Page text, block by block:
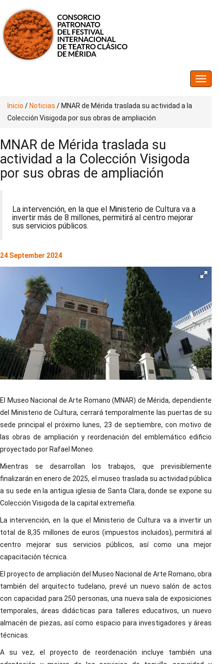
Inicio / Noticias / MNAR de Mérida traslada su actividad a la
Colección Visigoda por sus obras de ampliación
MNAR de Mérida traslada su
actividad a la Colección Visigoda
por sus obras de ampliación
La intervención, en la que el Ministerio de Cultura va a
invertir más de 8 millones, permitirá al centro mejorar
sus servicios públicos.
24 September 2024
El Museo Nacional de Arte Romano (MNAR) de Mérida, dependiente
del Ministerio de Cultura, cerrará temporalmente las puertas de su
sede principal el próximo lunes, 23 de septiembre, con motivo de
las obras de ampliación y reordenación del emblemático edificio
proyectado por Rafael Moneo.
Mientras se desarrollan los trabajos, que previsiblemente
finalizarán en enero de 2025, el museo traslada su actividad pública
a su sede en la antigua iglesia de Santa Clara, donde se expone su
Colección Visigoda de la capital extremeña.
La intervención, en la que el Ministerio de Cultura va a invertir un
total de 8,35 millones de euros (impuestos incluidos), permitirá al
centro mejorar sus servicios públicos, así como una mejor
capacitación técnica.
El proyecto de ampliación del Museo Nacional de Arte Romano, obra
también del arquitecto tudelano, prevé un nuevo salón de actos
con capacidad para 250 personas, una nueva sala de exposiciones
temporales, áreas didácticas para talleres educativos, un nuevo
almacén de piezas, así como espacio para investigadores y áreas
técnicas.
A su vez, el proyecto de reordenación incluye también una